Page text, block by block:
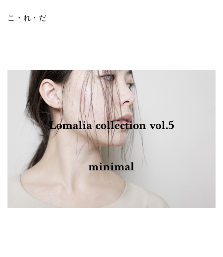
こ・れ・だ